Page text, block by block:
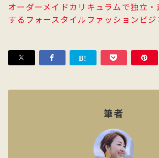
オーダーメイドカリキュラムで独立
するフォースタイルファッションビ
筆者